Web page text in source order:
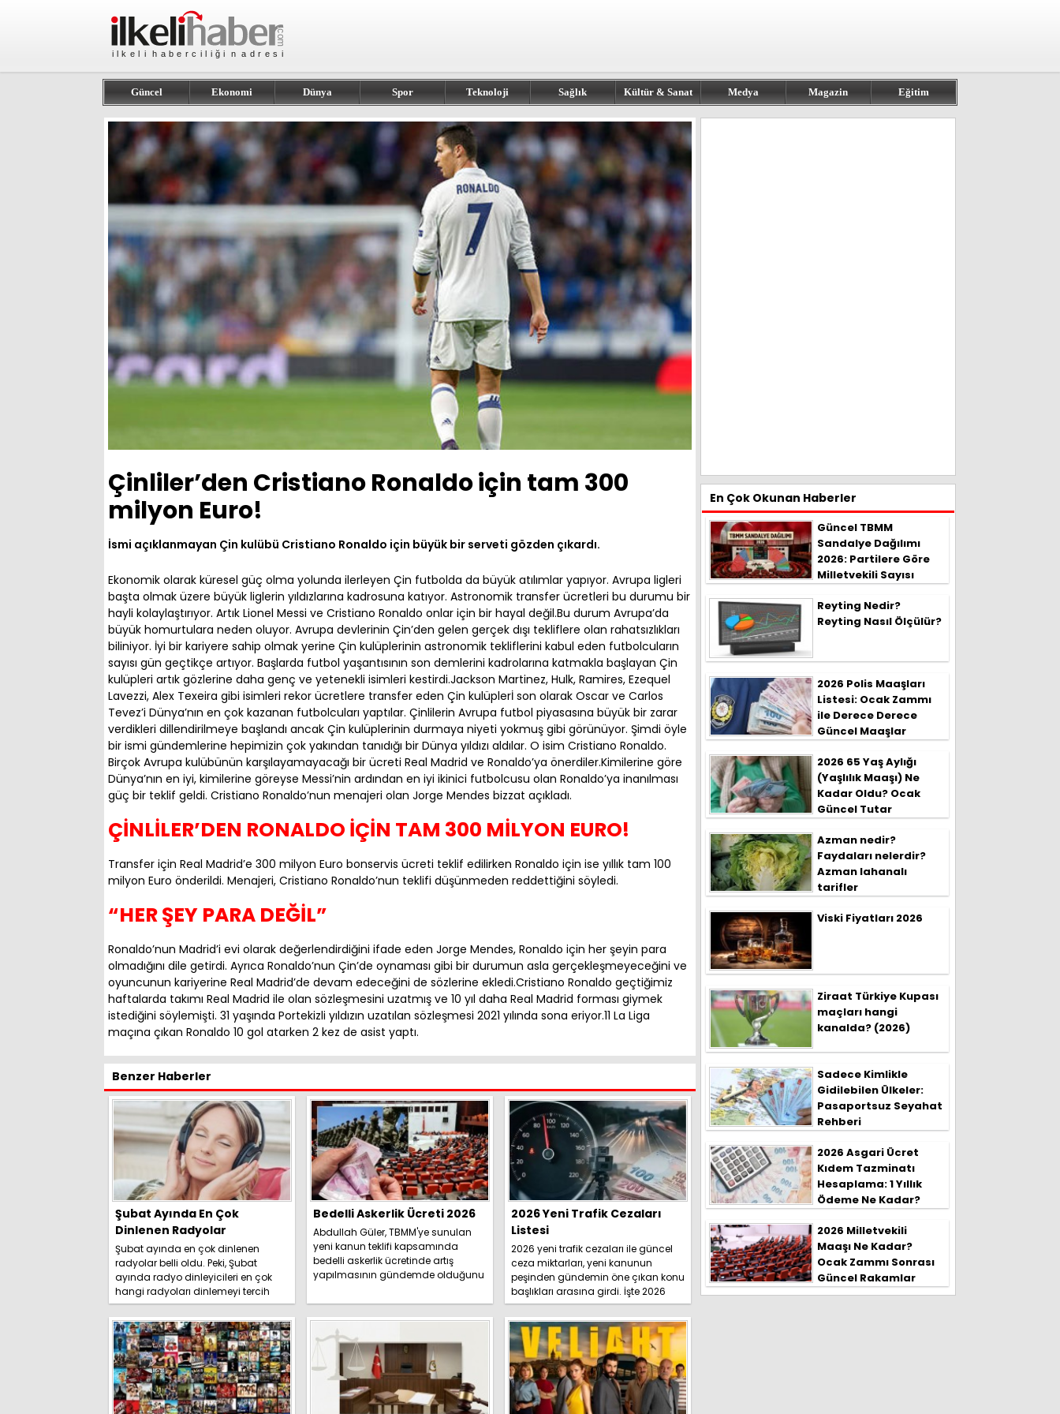
Güncel Ekonomi Dünya Spor Teknoloji Sağlık Kültür & Sanat Medya Magazin Eğitim
Çinliler’den Cristiano Ronaldo için tam 300
milyon Euro!
İsmi açıklanmayan Çin kulübü Cristiano Ronaldo için büyük bir serveti gözden çıkardı.
Ekonomik olarak küresel güç olma yolunda ilerleyen Çin futbolda da büyük atılımlar yapıyor. Avrupa ligleri
başta olmak üzere büyük liglerin yıldızlarına kadrosuna katıyor. Astronomik transfer ücretleri bu durumu bir
hayli kolaylaştırıyor. Artık Lionel Messi ve Cristiano Ronaldo onlar için bir hayal değil.Bu durum Avrupa’da
büyük homurtulara neden oluyor. Avrupa devlerinin Çin’den gelen gerçek dışı tekliflere olan rahatsızlıkları
biliniyor. İyi bir kariyere sahip olmak yerine Çin kulüplerinin astronomik tekliflerini kabul eden futbolcuların
sayısı gün geçtikçe artıyor. Başlarda futbol yaşantısının son demlerini kadrolarına katmakla başlayan Çin
kulüpleri artık gözlerine daha genç ve yetenekli isimleri kestirdi.Jackson Martinez, Hulk, Ramires, Ezequel
Lavezzi, Alex Texeira gibi isimleri rekor ücretlere transfer eden Çin kulüplerİ son olarak Oscar ve Carlos
Tevez’i Dünya’nın en çok kazanan futbolcuları yaptılar. Çinlilerin Avrupa futbol piyasasına büyük bir zarar
verdikleri dillendirilmeye başlandı ancak Çin kulüplerinin durmaya niyeti yokmuş gibi görünüyor. Şimdi öyle
bir ismi gündemlerine hepimizin çok yakından tanıdığı bir Dünya yıldızı aldılar. O isim Cristiano Ronaldo.
Birçok Avrupa kulübünün karşılayamayacağı bir ücreti Real Madrid ve Ronaldo’ya önerdiler.Kimilerine göre
Dünya’nın en iyi, kimilerine göreyse Messi’nin ardından en iyi ikinici futbolcusu olan Ronaldo’ya inanılması
güç bir teklif geldi. Cristiano Ronaldo’nun menajeri olan Jorge Mendes bizzat açıkladı.
ÇİNLİLER’DEN RONALDO İÇİN TAM 300 MİLYON EURO!
Transfer için Real Madrid’e 300 milyon Euro bonservis ücreti teklif edilirken Ronaldo için ise yıllık tam 100
milyon Euro önderildi. Menajeri, Cristiano Ronaldo’nun teklifi düşünmeden reddettiğini söyledi.
“HER ŞEY PARA DEĞİL”
Ronaldo’nun Madrid’i evi olarak değerlendirdiğini ifade eden Jorge Mendes, Ronaldo için her şeyin para
olmadığını dile getirdi. Ayrıca Ronaldo’nun Çin’de oynaması gibi bir durumun asla gerçekleşmeyeceğini ve
oyuncunun kariyerine Real Madrid’de devam edeceğini de sözlerine ekledi.Cristiano Ronaldo geçtiğimiz
haftalarda takımı Real Madrid ile olan sözleşmesini uzatmış ve 10 yıl daha Real Madrid forması giymek
istediğini söylemişti. 31 yaşında Portekizli yıldızın uzatılan sözleşmesi 2021 yılında sona eriyor.11 La Liga
maçına çıkan Ronaldo 10 gol atarken 2 kez de asist yaptı.
Benzer Haberler
Şubat Ayında En Çok
Dinlenen Radyolar
Şubat ayında en çok dinlenen
radyolar belli oldu. Peki, Şubat
ayında radyo dinleyicileri en çok
hangi radyoları dinlemeyi tercih
etti? İşte detaylar.....
Bedelli Askerlik Ücreti 2026
Abdullah Güler, TBMM'ye sunulan
yeni kanun teklifi kapsamında
bedelli askerlik ücretinde artış
yapılmasının gündemde olduğunu
2026 Yeni Trafik Cezaları
Listesi
2026 yeni trafik cezaları ile güncel
ceza miktarları, yeni kanunun
peşinden gündemin öne çıkan konu
başlıkları arasına girdi. İşte 2026
yeni trafik ce...
En Çok Okunan Haberler
Güncel TBMM
Sandalye Dağılımı
2026: Partilere Göre
Milletvekili Sayısı
Reyting Nedir?
Reyting Nasıl Ölçülür?
2026 Polis Maaşları
Listesi: Ocak Zammı
ile Derece Derece
Güncel Maaşlar
2026 65 Yaş Aylığı
(Yaşlılık Maaşı) Ne
Kadar Oldu? Ocak
Güncel Tutar
Azman nedir?
Faydaları nelerdir?
Azman lahanalı
tarifler
Viski Fiyatları 2026
Ziraat Türkiye Kupası
maçları hangi
kanalda? (2026)
Sadece Kimlikle
Gidilebilen Ülkeler:
Pasaportsuz Seyahat
Rehberi
2026 Asgari Ücret
Kıdem Tazminatı
Hesaplama: 1 Yıllık
Ödeme Ne Kadar?
2026 Milletvekili
Maaşı Ne Kadar?
Ocak Zammı Sonrası
Güncel Rakamlar